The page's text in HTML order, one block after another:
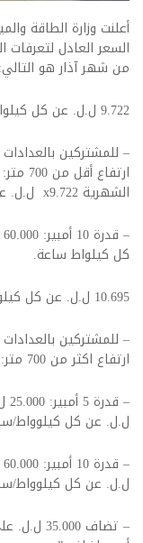
أعلنت وزارة الطاقة
السعر العادل لتعرفات
من شهر آذار هو التالي:
9.722 ل.ل. عن كل كيلواط ساعة.
– للمشتركين
الشهرية x9.722 ل.ل. عن كل كيلواط ساعة.
كل كيلواط ساعة.
10.695 ل.ل. عن كل كيلواط ساعة.
– للمشتركين
ارتفاع اكثر من 700 متر:
ل.ل. عن كل كيلوواط/
ل.ل. عن كل كيلوواط/